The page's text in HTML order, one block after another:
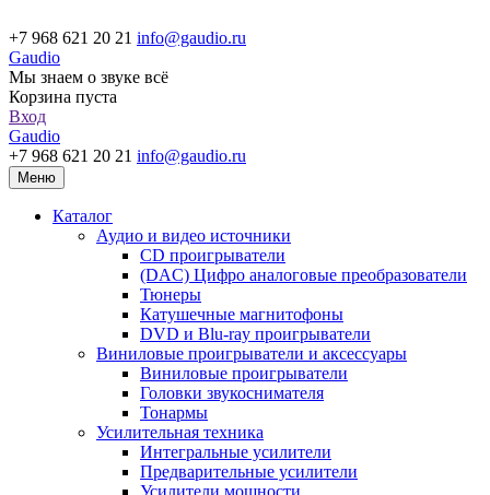
+7 968 621 20 21 info@gaudio.ru
Gaudio
Мы знаем о звуке всё
Корзина пуста
Вход
Gaudio
+7 968 621 20 21 info@gaudio.ru
Меню
Каталог
Аудио и видео источники
CD проигрыватели
(DAC) Цифро аналоговые преобразователи
Тюнеры
Катушечные магнитофоны
DVD и Blu-ray проигрыватели
Виниловые проигрыватели и аксессуары
Виниловые проигрыватели
Головки звукоснимателя
Тонармы
Усилительная техника
Интегральные усилители
Предварительные усилители
Усилители мощности